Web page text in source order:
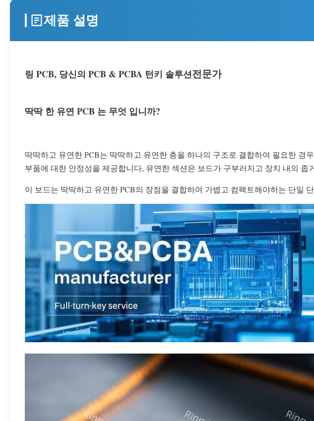
제품 설명
링 PCB, 당신의 PCB & PCBA 턴키 솔루션전문가
딱딱 한 유연 PCB 는 무엇 입니까?
딱딱하고 유연한 PCB는 딱딱하고 유연한 층을 하나의 구조로 결합하여 필요한
부품에 대한 안정성을 제공합니다, 유연한 섹션은 보드가 구부러지고 장치 내의 좁
이 보드는 딱딱하고 유연한 PCB의 장점을 결합하여 가볍고 컴팩트해야하는 단일